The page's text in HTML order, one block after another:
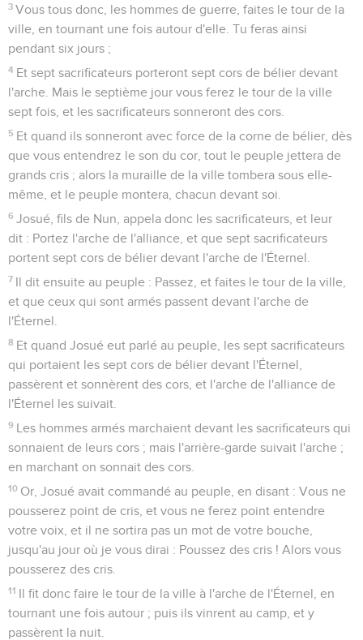
3 Vous tous donc, les hommes de guerre, faites le tour de la
ville, en tournant une fois autour d'elle. Tu feras ainsi
pendant six jours ;
4 Et sept sacrificateurs porteront sept cors de bélier devant
l'arche. Mais le septième jour vous ferez le tour de la ville
sept fois, et les sacrificateurs sonneront des cors.
5 Et quand ils sonneront avec force de la corne de bélier, dès
que vous entendrez le son du cor, tout le peuple jettera de
grands cris ; alors la muraille de la ville tombera sous elle-
même, et le peuple montera, chacun devant soi.
6 Josué, fils de Nun, appela donc les sacrificateurs, et leur
dit : Portez l'arche de l'alliance, et que sept sacrificateurs
portent sept cors de bélier devant l'arche de l'Éternel.
7 Il dit ensuite au peuple : Passez, et faites le tour de la ville,
et que ceux qui sont armés passent devant l'arche de
l'Éternel.
8 Et quand Josué eut parlé au peuple, les sept sacrificateurs
qui portaient les sept cors de bélier devant l'Éternel,
passèrent et sonnèrent des cors, et l'arche de l'alliance de
l'Éternel les suivait.
9 Les hommes armés marchaient devant les sacrificateurs qui
sonnaient de leurs cors ; mais l'arrière-garde suivait l'arche ;
en marchant on sonnait des cors.
10 Or, Josué avait commandé au peuple, en disant : Vous ne
pousserez point de cris, et vous ne ferez point entendre
votre voix, et il ne sortira pas un mot de votre bouche,
jusqu'au jour où je vous dirai : Poussez des cris ! Alors vous
pousserez des cris.
11 Il fit donc faire le tour de la ville à l'arche de l'Éternel, en
tournant une fois autour ; puis ils vinrent au camp, et y
passèrent la nuit.